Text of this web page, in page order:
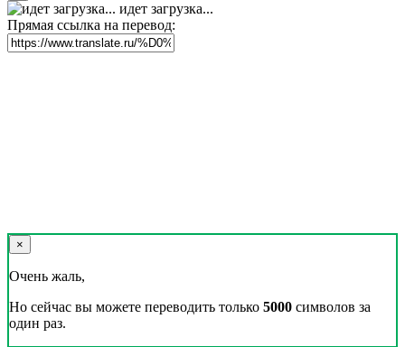
идет загрузка...
Прямая ссылка на перевод:
×
Очень жаль,
Но сейчас вы можете переводить только 5000 символов за
один раз.